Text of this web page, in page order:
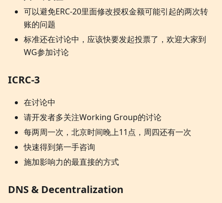
可以避免ERC-20里面修改授权金额可能引起的两次转
账的问题
标准还在讨论中，应该快要发起投票了，欢迎大家到
WG参加讨论
ICRC-3
在讨论中
请开发者多关注Working Group的讨论
每两周一次，北京时间晚上11点，周四还有一次
快速得到第一手咨询
施加影响力的最直接的方式
DNS & Decentralization